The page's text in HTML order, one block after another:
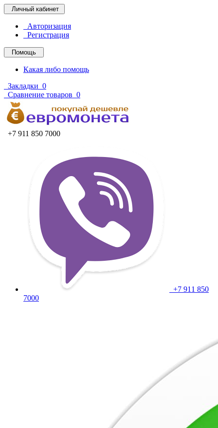
Личный кабинет
Авторизация
Регистрация
Помощь
Какая либо помощь
Закладки 0
Сравнение товаров 0
+7 911 850 7000
+7 911 850
7000